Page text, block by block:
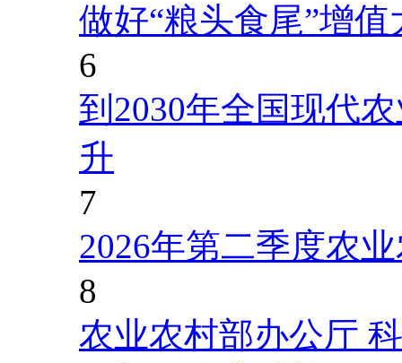
做好“粮头食尾”增值
6
到2030年全国现代
升
7
2026年第二季度农
8
农业农村部办公厅